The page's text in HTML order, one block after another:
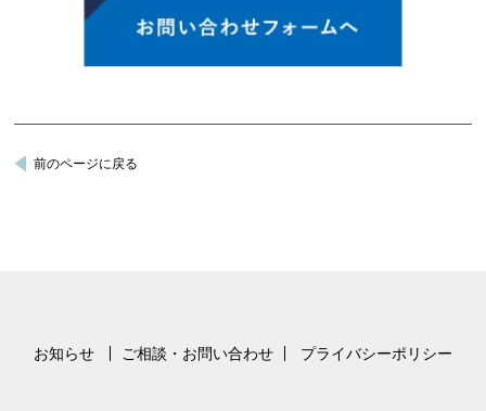
前のページに戻る
お知らせ ご相談・お問い合わせ プライバシーポリシー